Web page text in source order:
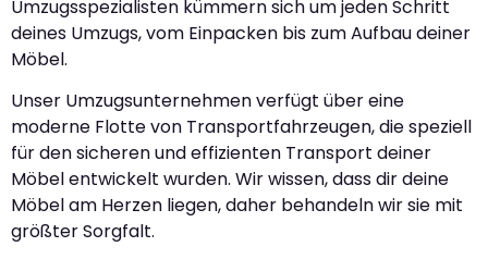
Umzugsspezialisten kümmern sich um jeden Schritt
deines Umzugs, vom Einpacken bis zum Aufbau deiner
Möbel.
Unser Umzugsunternehmen verfügt über eine
moderne Flotte von Transportfahrzeugen, die speziell
für den sicheren und effizienten Transport deiner
Möbel entwickelt wurden. Wir wissen, dass dir deine
Möbel am Herzen liegen, daher behandeln wir sie mit
größter Sorgfalt.